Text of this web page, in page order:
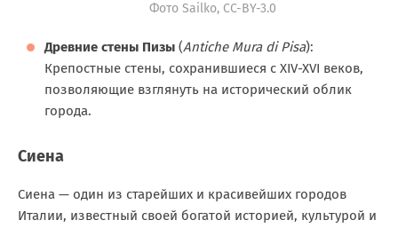
Фото Sailko, CC-BY-3.0
Древние стены Пизы (Antiche Mura di Pisa):
Крепостные стены, сохранившиеся с XIV-XVI веков,
позволяющие взглянуть на исторический облик
города.
Сиена
Сиена — один из старейших и красивейших городов
Италии, известный своей богатой историей, культурой и